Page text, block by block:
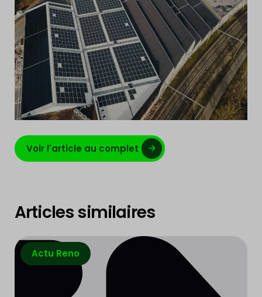
Voir l'article au complet
Articles similaires
Actu Reno